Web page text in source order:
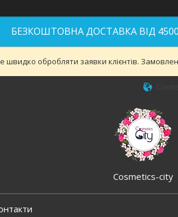
БЕЗКОШТОВНА ДОСТАВКА ВІД
швидко обробляти заявки клієнтів.
Cosmetics-city